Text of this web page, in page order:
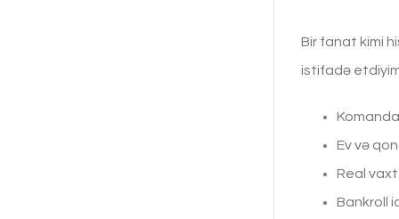
Bir fanat kimi
istifadə
Ev və
Real vaxt
Bankroll